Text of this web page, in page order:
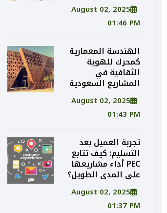
August 02, 2025
01:46 PM
الهندسة المعمارية
كمحرك للهوية
الثقافية في
المشاريع السعودية
August 02, 2025
01:43 PM
تجربة العميل بعد
التسليم: كيف تتابع
PEC أداء مشاريعها
على المدى الطويل؟
August 02, 2025
01:37 PM